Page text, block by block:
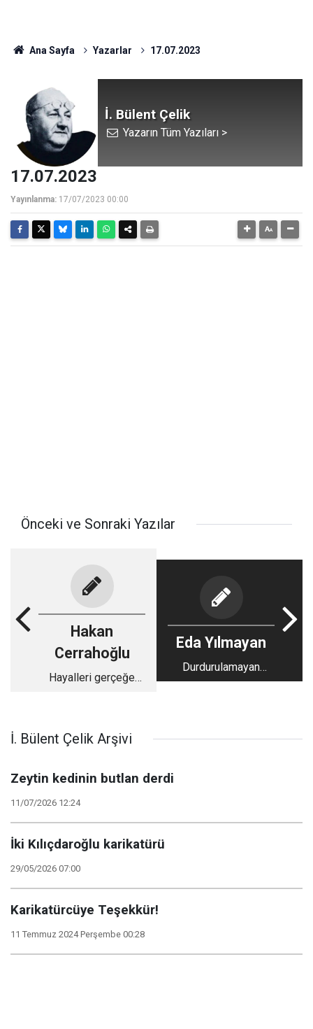
Ana Sayfa Yazarlar 17.07.2023
İ. Bülent Çelik
Yazarın Tüm Yazıları >
17.07.2023
Yayınlanma: 17/07/2023 00:00
Önceki ve Sonraki Yazılar
Hakan
Cerrahoğlu
Hayalleri gerçeğe
Eda Yılmayan
Durdurulamayan
Kadın: Sabiha Sertel
İ. Bülent Çelik Arşivi
Zeytin kedinin butlan derdi
11/07/2026 12:24
İki Kılıçdaroğlu karikatürü
29/05/2026 07:00
Karikatürcüye Teşekkür!
11 Temmuz 2024 Perşembe 00:28